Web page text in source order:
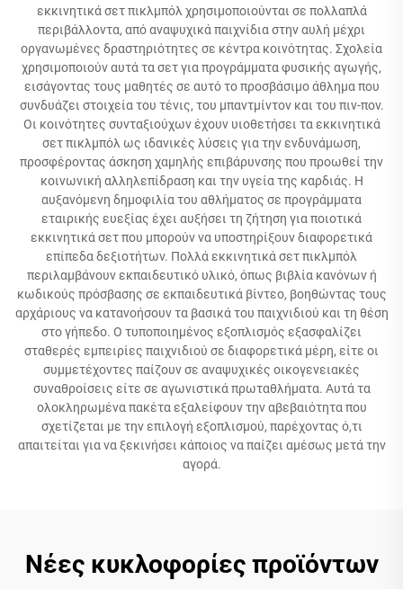
εκκινητικά σετ πικλμπόλ χρησιμοποιούνται σε πολλαπλά
περιβάλλοντα, από αναψυχικά παιχνίδια στην αυλή μέχρι
οργανωμένες δραστηριότητες σε κέντρα κοινότητας. Σχολεία
χρησιμοποιούν αυτά τα σετ για προγράμματα φυσικής αγωγής,
εισάγοντας τους μαθητές σε αυτό το προσβάσιμο άθλημα που
συνδυάζει στοιχεία του τένις, του μπαντμίντον και του πιν-πον.
Οι κοινότητες συνταξιούχων έχουν υιοθετήσει τα εκκινητικά
σετ πικλμπόλ ως ιδανικές λύσεις για την ενδυνάμωση,
προσφέροντας άσκηση χαμηλής επιβάρυνσης που προωθεί την
κοινωνική αλληλεπίδραση και την υγεία της καρδιάς. Η
αυξανόμενη δημοφιλία του αθλήματος σε προγράμματα
εταιρικής ευεξίας έχει αυξήσει τη ζήτηση για ποιοτικά
εκκινητικά σετ που μπορούν να υποστηρίξουν διαφορετικά
επίπεδα δεξιοτήτων. Πολλά εκκινητικά σετ πικλμπόλ
περιλαμβάνουν εκπαιδευτικό υλικό, όπως βιβλία κανόνων ή
κωδικούς πρόσβασης σε εκπαιδευτικά βίντεο, βοηθώντας τους
αρχάριους να κατανοήσουν τα βασικά του παιχνιδιού και τη θέση
στο γήπεδο. Ο τυποποιημένος εξοπλισμός εξασφαλίζει
σταθερές εμπειρίες παιχνιδιού σε διαφορετικά μέρη, είτε οι
συμμετέχοντες παίζουν σε αναψυχικές οικογενειακές
συναθροίσεις είτε σε αγωνιστικά πρωταθλήματα. Αυτά τα
ολοκληρωμένα πακέτα εξαλείφουν την αβεβαιότητα που
σχετίζεται με την επιλογή εξοπλισμού, παρέχοντας ό,τι
απαιτείται για να ξεκινήσει κάποιος να παίζει αμέσως μετά την
αγορά.
Νέες κυκλοφορίες προϊόντων